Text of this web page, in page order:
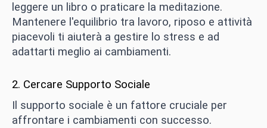
leggere un libro o praticare la meditazione.
Mantenere l'equilibrio tra lavoro, riposo e attività
piacevoli ti aiuterà a gestire lo stress e ad
adattarti meglio ai cambiamenti.
2. Cercare Supporto Sociale
Il supporto sociale è un fattore cruciale per
affrontare i cambiamenti con successo.